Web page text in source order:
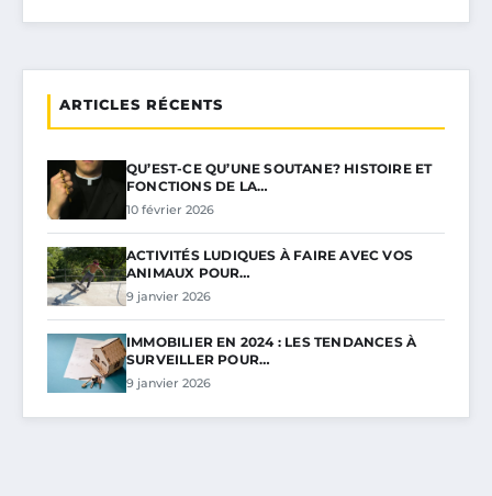
ARTICLES RÉCENTS
QU’EST-CE QU’UNE SOUTANE? HISTOIRE ET
FONCTIONS DE LA…
10 février 2026
ACTIVITÉS LUDIQUES À FAIRE AVEC VOS
ANIMAUX POUR…
9 janvier 2026
IMMOBILIER EN 2024 : LES TENDANCES À
SURVEILLER POUR…
9 janvier 2026